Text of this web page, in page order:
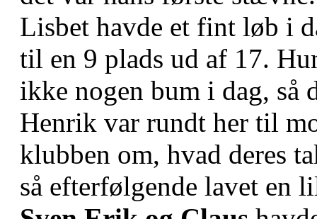
Lisbet havde et fint løb i
til en 9 plads ud af 17.
ikke nogen bum i dag, så
Henrik var rundt her til
klubben om, hvad deres
så efterfølgende lavet en